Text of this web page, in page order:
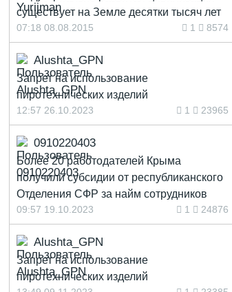
существует на Земле десятки тысяч лет
07:18 08.08.2015 1 8574
Alushta_GPN
Запрет на использование
пиротехнических изделий
12:57 26.10.2023 1 23965
0910220403
Более 20 работодателей Крыма
получили субсидии от республиканского
Отделения СФР за найм сотрудников
09:57 19.10.2023 1 24876
Alushta_GPN
Запрет на использование
пиротехнических изделий